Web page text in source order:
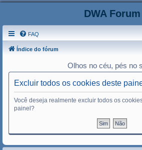
DWA Forum
FAQ
Índice do fórum
Olhos no céu, pés no
Excluir todos os cookies deste
Você deseja realmente excluir todos os
painel?